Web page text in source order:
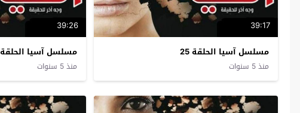
39:17
مسلسل آسيا الحلقة 25
منذ 5 سنوات
39:26
مسلسل آسيا الحلقة 24
منذ 5 سنوات